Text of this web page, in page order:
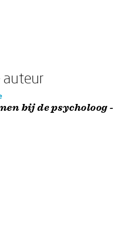
auteur
bij de psycholoog -